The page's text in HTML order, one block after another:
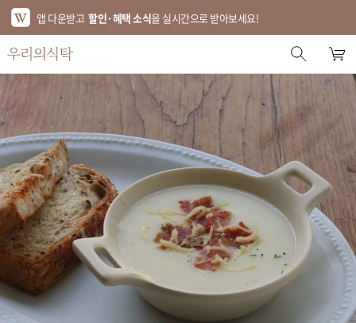
앱 다운받고 할인·혜택 소식을 실시간으로 받아보세요!
에디터 추천
한정특가
베스트
신상품
기획전
브랜드
푸드